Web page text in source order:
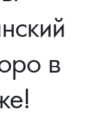
серебра, платины на
в